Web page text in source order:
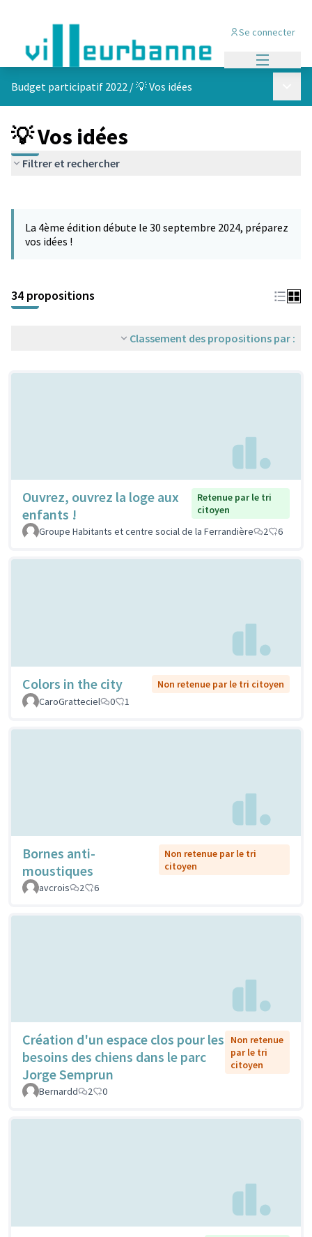
Se connecter
Budget participatif 2022 /💡 Vos idées
💡 Vos idées
Filtrer et rechercher
−
La 4ème édition débute le 30 septembre 2024, préparez
vos idées !
34 propositions
Classement des propositions par :
Ouvrez, ouvrez la loge aux
enfants !
Retenue par le tri
citoyen
Groupe Habitants et centre social de la Ferrandière
2 6
Colors in the city
Non retenue par le tri citoyen
CaroGratteciel
0 1
Bornes anti-
moustiques
Non retenue par le tri
citoyen
avcrois
2 6
Création d'un espace clos pour les
besoins des chiens dans le parc
Jorge Semprun
Non retenue
par le tri
citoyen
Bernardd 2 0